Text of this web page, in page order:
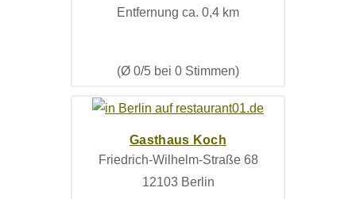
Entfernung ca. 0,4 km
(Ø 0/5 bei 0 Stimmen)
Gasthaus Koch
Friedrich-Wilhelm-Straße 68
12103 Berlin